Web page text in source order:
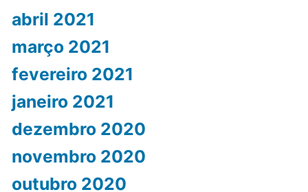
abril 2021
março 2021
fevereiro 2021
janeiro 2021
dezembro 2020
novembro 2020
outubro 2020